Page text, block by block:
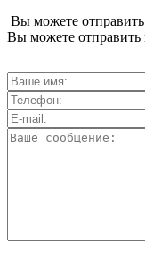
Вы можете отправить
Вы можете отправить